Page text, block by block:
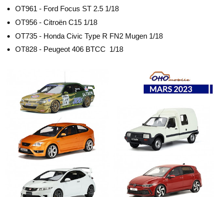
OT961 - Ford Focus ST 2.5 1/18
OT956 - Citroën C15 1/18
OT735 - Honda Civic Type R FN2 Mugen 1/18
OT828 - Peugeot 406 BTCC 1/18